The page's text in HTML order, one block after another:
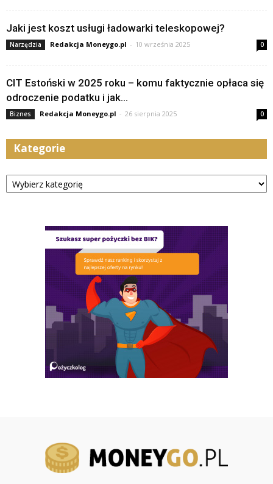
Jaki jest koszt usługi ładowarki teleskopowej?
Narzędzia Redakcja Moneygo.pl - 10 września 2025 0
CIT Estoński w 2025 roku – komu faktycznie opłaca się
odroczenie podatku i jak...
Biznes Redakcja Moneygo.pl - 26 sierpnia 2025 0
Kategorie
Kategorie